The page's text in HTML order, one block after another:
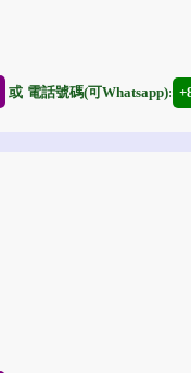
或 電話號碼(可Whatsapp):